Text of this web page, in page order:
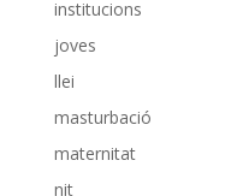
institucions
joves
llei
masturbació
maternitat
nit